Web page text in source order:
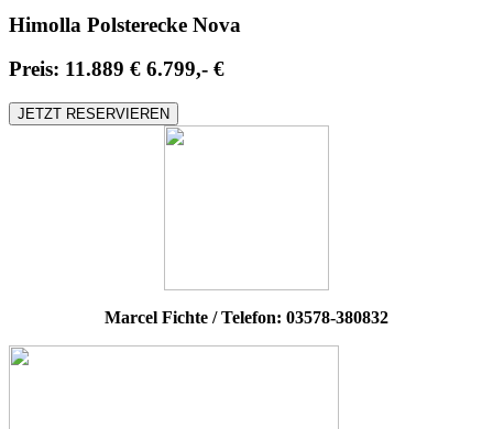
Himolla Polsterecke Nova
Preis: 11.889 € 6.799,- €
JETZT RESERVIEREN
Marcel Fichte / Telefon: 03578-380832